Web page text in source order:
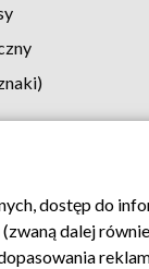
Kontakt
dostęp do
dalej